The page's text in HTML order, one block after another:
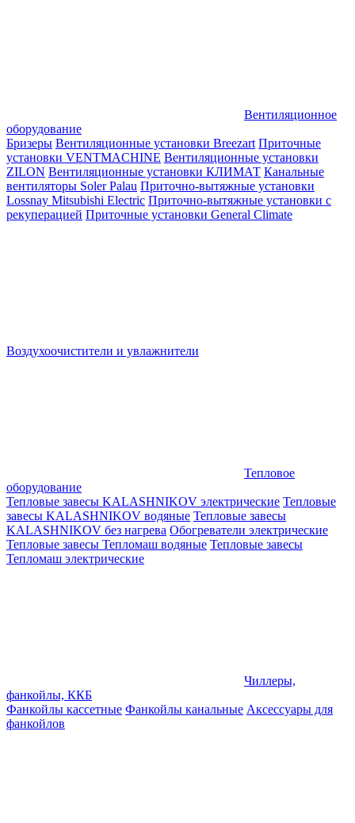
Вентиляционное
оборудование
Бризеры Вентиляционные установки Breezart Приточные
установки VENTMACHINE Вентиляционные установки
ZILON Вентиляционные установки КЛИМАТ Канальные
вентиляторы Soler Palau Приточно-вытяжные установки
Lossnay Mitsubishi Electric Приточно-вытяжные установки с
рекуперацией Приточные установки General Climate
Воздухоочистители и увлажнители
Тепловое
оборудование
Тепловые завесы KALASHNIKOV электрические Тепловые
завесы KALASHNIKOV водяные Тепловые завесы
KALASHNIKOV без нагрева Обогреватели электрические
Тепловые завесы Тепломаш водяные Тепловые завесы
Тепломаш электрические
Чиллеры,
фанкойлы, ККБ
Фанкойлы кассетные Фанкойлы канальные Аксессуары для
фанкойлов